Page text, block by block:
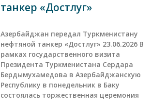
танкер «Достлуг»
Азербайджан передал Туркменистану
нефтяной танкер «Достлуг» 23.06.2026 В
рамках государственного визита
Президента Туркменистана Сердара
Бердымухамедова в Азербайджанскую
Республику в понедельник в Баку
состоялась торжественная церемония